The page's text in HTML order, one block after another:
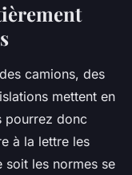
camions, des
mettent en
pourrez donc
à la lettre les
soit les normes se